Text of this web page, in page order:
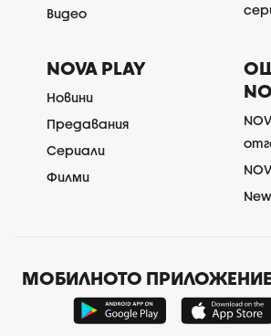
Видео
NOVA PLAY
Новини
Предавания
Сериали
Филми
МОБИЛНОТО ПРИЛОЖЕНИЕ